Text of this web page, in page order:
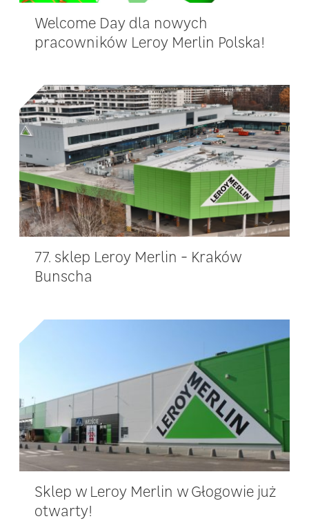
Welcome Day dla nowych
pracowników Leroy Merlin Polska!
77. sklep Leroy Merlin - Kraków
Bunscha
Sklep w Leroy Merlin w Głogowie już
otwarty!